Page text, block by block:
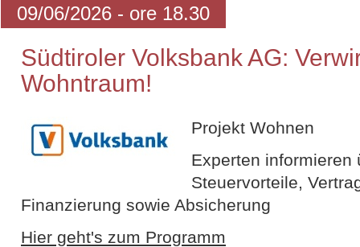
09/06/2026 - ore 18.30
Südtiroler Volksbank AG:
Wohntraum!
Projekt Wohnen
Experten informieren
Steuervorteile,
Finanzierung sowie Absicherung
Hier geht's zum Programm